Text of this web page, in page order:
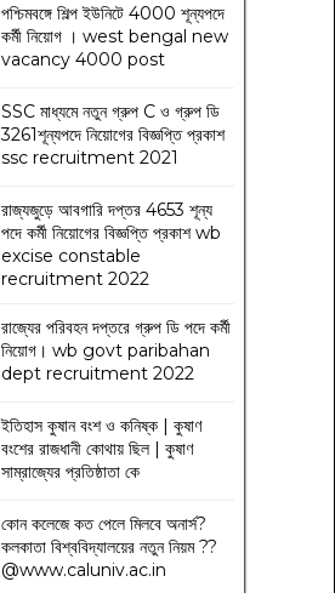
পশ্চিমবঙ্গে শিল্প ইউনিটে 4000 শূন্যপদে
কর্মী নিয়োগ । west bengal new
vacancy 4000 post
SSC মাধ্যমে নতুন গ্রুপ C ও গ্রুপ ডি
3261শূন্যপদে নিয়োগের বিজ্ঞপ্তি প্রকাশ
ssc recruitment 2021
রাজ্যজুড়ে আবগারি দপ্তর 4653 শূন্য
পদে কর্মী নিয়োগের বিজ্ঞপ্তি প্রকাশ wb
excise constable
recruitment 2022
রাজ্যের পরিবহন দপ্তরে গ্রুপ ডি পদে কর্মী
নিয়োগ। wb govt paribahan
dept recruitment 2022
ইতিহাস কুষান বংশ ও কনিষ্ক | কুষাণ
বংশের রাজধানী কোথায় ছিল | কুষাণ
সাম্রাজ্যের প্রতিষ্ঠাতা কে
কোন কলেজে কত পেলে মিলবে অনার্স?
কলকাতা বিশ্ববিদ্যালয়ের নতুন নিয়ম??
@www.caluniv.ac.in